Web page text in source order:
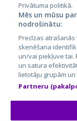
City24.lv
City24.ee
GetaPro.lv
GetaPro.ee
Skelbiu.lt
Autoplius.lt
Aruodas.lt
Privātuma politikā.
Mēs un mūsu
nodrošinātu:
Precīzas
skenēšana
un/vai piekļuve tai.
un satura
lietotāju grupām
Partneru